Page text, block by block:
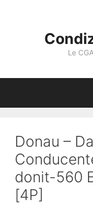
Le
Donau –
donit-560
[4P]